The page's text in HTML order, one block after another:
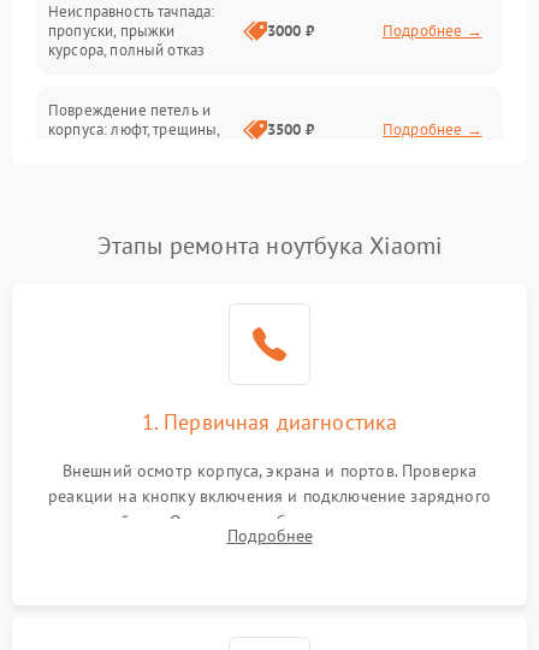
Сеть и интернет
Неисправность тачпада:
пропуски, прыжки
курсора, полный отказ
3000 ₽ Подробнее →
Повреждение петель и
корпуса: люфт, трещины,
3500 ₽ Подробнее →
невозможность зарядки,
2500 ₽ Подробнее →
2000 ₽
Перегрев из‑за пыли,
неисправности кулера
Выход из строя SSD или
HDD: медленная загрузка,
Этапы ремонта ноутбука Xiaomi
1. Первичная диагностика
Внешний осмотр корпуса, экрана и портов. Проверка
реакции на кнопку включения и подключение зарядного
устройства. Оценка потребления тока с помощью
лабораторного блока питания для локализации проблемы.
Подробнее